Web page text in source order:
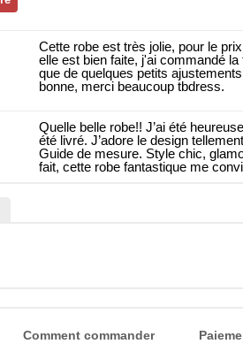
Cette robe est très jolie, pour le
elle est bien faite, j'ai commandé
que de quelques petits
bonne, merci beaucoup tbdress.
Quelle belle robe!! J’ai été
été livré. J’adore le design
Guide de mesure. Style chic,
fait, cette robe fantastique me
Comment commander